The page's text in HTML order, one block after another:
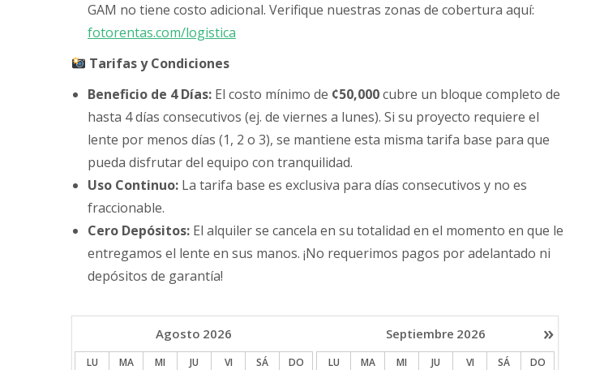
GAM no tiene costo adicional. Verifique nuestras zonas de cobertura aquí:
fotorentas.com/logistica
Tarifas y Condiciones
Beneficio de 4 Días: El costo mínimo de ¢50,000cubre un bloque completo de
hasta 4 días consecutivos (ej. de viernes a lunes). Si su proyecto requiere el
lente por menos días (1, 2 o 3), se mantiene esta misma tarifa base para que
pueda disfrutar del equipo con tranquilidad.
Uso Continuo: La tarifa base es exclusiva para días consecutivos y no es
fraccionable.
Cero Depósitos: El alquiler se cancela en su totalidad en el momento en que le
entregamos el lente en sus manos. ¡No requerimos pagos por adelantado ni
depósitos de garantía!
»
Agosto 2026
LU MA MI JU VI SÁ DO
Septiembre 2026
LU MA MI JU VI SÁ DO